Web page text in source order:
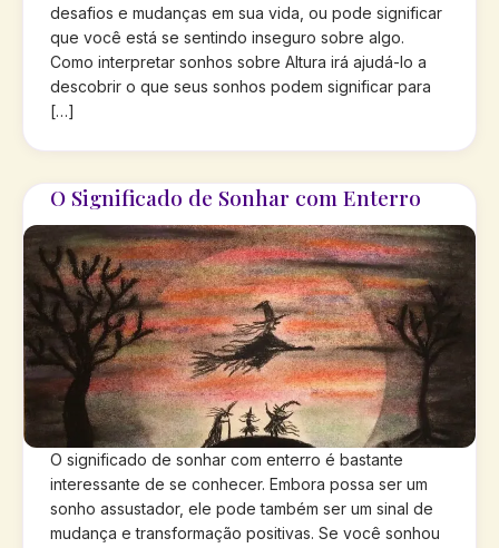
desafios e mudanças em sua vida, ou pode significar
que você está se sentindo inseguro sobre algo.
Como interpretar sonhos sobre Altura irá ajudá-lo a
descobrir o que seus sonhos podem significar para
[…]
O Significado de Sonhar com Enterro
O significado de sonhar com enterro é bastante
interessante de se conhecer. Embora possa ser um
sonho assustador, ele pode também ser um sinal de
mudança e transformação positivas. Se você sonhou